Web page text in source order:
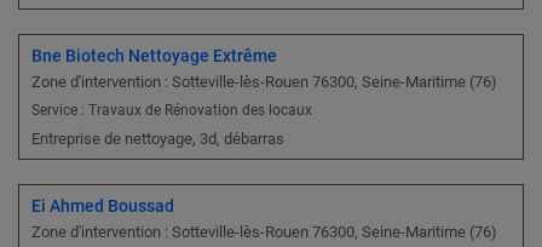
Bne Biotech Nettoyage Extrême
Zone d'intervention : Sotteville-lès-Rouen 76300, Seine-Maritime (76)
Service : Travaux de Rénovation des locaux
Entreprise de nettoyage, 3d, débarras
Ei Ahmed Boussad
Zone d'intervention : Sotteville-lès-Rouen 76300, Seine-Maritime (76)